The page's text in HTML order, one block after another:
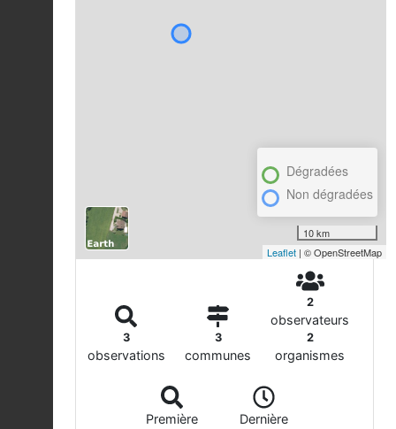
Dégradées
Non dégradées
10 km
Leaflet | © OpenStreetMap
3
observations
3
communes
2
observateurs
2
organismes
Première
Dernière